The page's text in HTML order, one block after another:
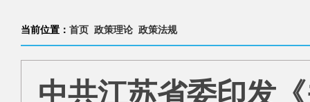
当前位置： 首页 政策理论 政策法规
中共江苏省委印发